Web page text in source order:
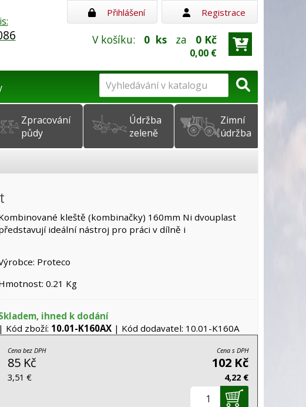
Přihlášení Registrace
V košíku: 0 ks za 0 Kč
0,00 €
Zpracování
půdy
Údržba
zeleně
Zimní
údržba
kleště (kombinačky) 160mm Ni dvouplast
ideální nástroj pro práci v dílně i
Proteco
0.21 Kg
ihned k dodání
| Kód zboží: 10.01-K160AX| Kód dodavatel: 10.01-K160A
Cena bez DPH
85 Kč
3,51 €
Cena s DPH
102 Kč
4,22 €